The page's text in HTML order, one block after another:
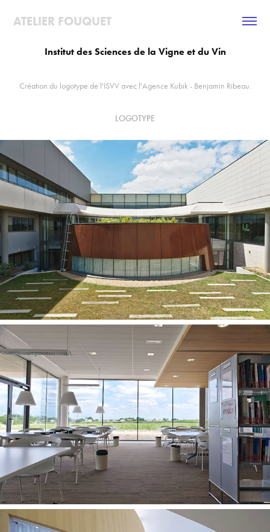
ATELIER FOUQUET
Institut des Sciences de la Vigne et du Vin
Création du logotype de l'ISVV avec l'Agence Kubik - Benjamin Ribeau.
LOGOTYPE